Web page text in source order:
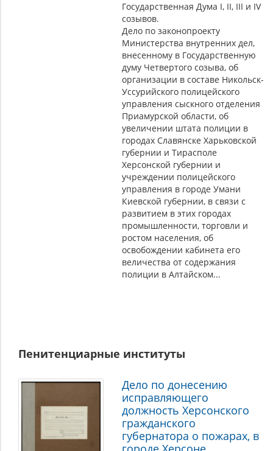
Государственная Дума I, II, III и IV
созывов.
Дело по законопроекту
Министерства внутренних дел,
внесенному в Государственную
думу Четвертого созыва, об
организации в составе Никольск-
Уссурийского полицейского
управления сыскного отделения
Приамурской области, об
увеличении штата полиции в
городах Славянске Харьковской
губернии и Тирасполе
Херсонской губернии и
учреждении полицейского
управления в городе Умани
Киевской губернии, в связи с
развитием в этих городах
промышленности, торговли и
ростом населения, об
освобождении кабинета его
величества от содержания
полиции в Алтайском...
Пенитенциарные институты
Дело по донесению
исправляющего
должность Херсонского
гражданского
губернатора о пожарах, в